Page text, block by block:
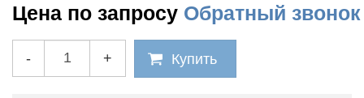
Цена по запросу Обратный звонок
- + Купить